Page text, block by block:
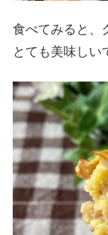
食べてみると、
とても美味しい